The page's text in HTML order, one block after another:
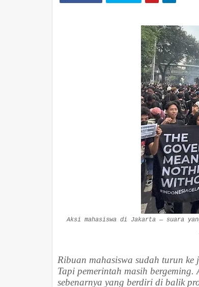
Aksi mahasiswa di Jakarta — suara
Ribuan mahasiswa sudah turun
Tapi pemerintah masih
sebenarnya yang berdiri di balik